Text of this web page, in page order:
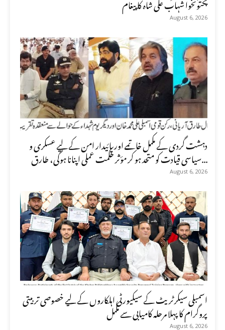
August 6, 2026
دہشت گردی کے مکمل خاتمے اور پائیدار امن کے لیے عسکری و
سیاسی قیادت کو متحد ہو کر مؤثر حکمت عملی اپنانا ہوگی، طارق...
August 6, 2026
اسمبلی سیکرٹریٹ کے سیکیورٹی اہلکاروں کے لیے خصوصی تربیتی
پروگرام کا پہلا مرحلہ کامیابی سے مکمل
August 6, 2026